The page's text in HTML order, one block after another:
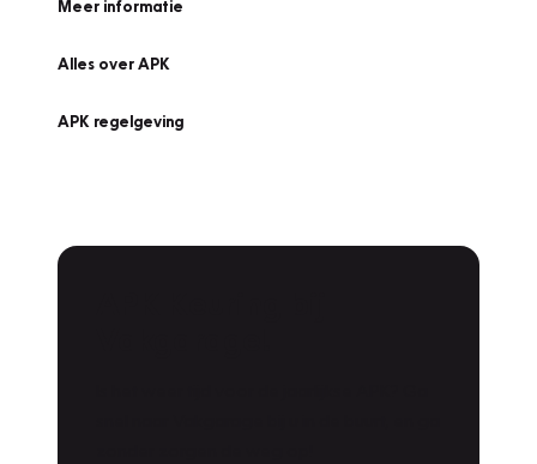
Meer informatie
Alles over APK
APK regelgeving